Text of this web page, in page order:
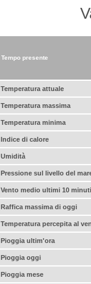
Tempo presente
Temperatura attuale
Temperatura massima
Temperatura minima
Indice di calore
Umidità
Pressione sul livello del
Vento medio ultimi 10 minuti
Raffica massima di oggi
Temperatura percepita al
Pioggia ultim'ora
Pioggia oggi
Pioggia mese